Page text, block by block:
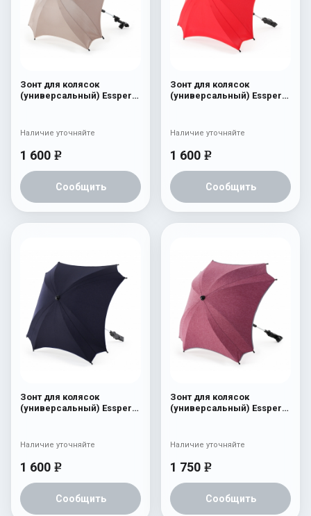
Зонт для колясок
(универсальный) Esspero
1 600 e
Сообщить
Наличие уточняйте
Зонт для колясок
(универсальный) Esspero
1 600 e
Сообщить
Наличие уточняйте
Зонт для колясок
(универсальный) Esspero
1 600 e
Сообщить
Наличие уточняйте
Зонт для колясок
(универсальный) Esspero
1 750 e
Сообщить
Наличие уточняйте